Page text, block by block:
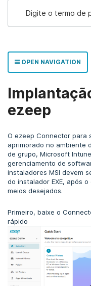
OPEN NAVIGATION
ezeep
O ezeep Connector para
aprimorado no ambiente
de grupo, Microsoft
gerenciamento de
instaladores MSI devem
do instalador EXE, após
meios desejados.
Primeiro, baixe o
rápido